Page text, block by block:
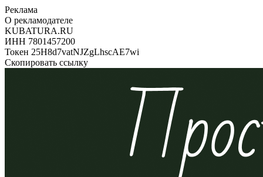
Реклама
О рекламодателе
KUBATURA.RU
ИНН 7801457200
Токен 25H8d7vatNJZgLhscAE7wi
Скопировать ссылку